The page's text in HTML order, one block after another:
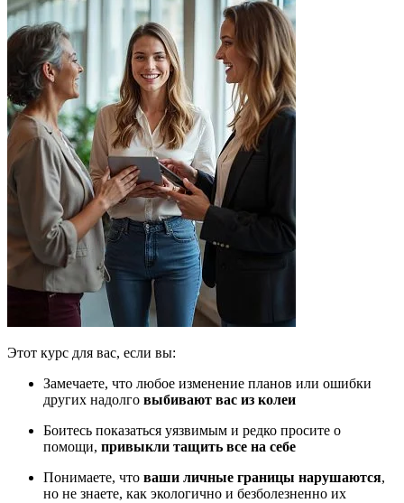
Этот курс для вас, если вы:
Замечаете, что любое изменение планов или ошибки
других надолго выбивают вас из колеи
Боитесь показаться уязвимым и редко просите о
помощи, привыкли тащить все на себе
Понимаете, что ваши личные границы нарушаются,
но не знаете, как экологично и безболезненно их